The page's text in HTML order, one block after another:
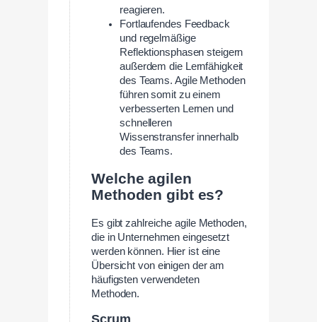
reagieren.
Fortlaufendes Feedback
und regelmäßige
Reflektionsphasen steigern
außerdem die Lernfähigkeit
des Teams. Agile Methoden
führen somit zu einem
verbesserten Lernen und
schnelleren
Wissenstransfer innerhalb
des Teams.
Welche agilen
Methoden gibt es?
Es gibt zahlreiche agile Methoden,
die in Unternehmen eingesetzt
werden können. Hier ist eine
Übersicht von einigen der am
häufigsten verwendeten
Methoden.